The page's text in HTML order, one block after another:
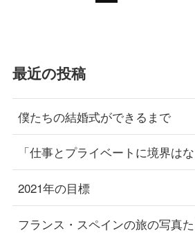
最近の投稿
僕たちの結婚式ができるまで
「仕事とプライベートに境界は
2021年の目標
フランス・スペインの旅の写真